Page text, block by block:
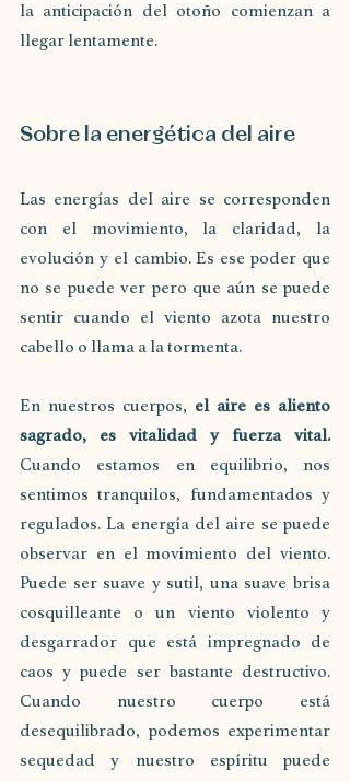
la anticipación del otoño comienzan a
llegar lentamente.
Sobre la energética del aire
Las energías del aire se corresponden
con el movimiento, la claridad, la
evolución y el cambio. Es ese poder que
no se puede ver pero que aún se puede
sentir cuando el viento azota nuestro
cabello o llama a la tormenta.
En nuestros cuerpos, el aire es aliento
sagrado, es vitalidad y fuerza vital.
Cuando estamos en equilibrio, nos
sentimos tranquilos, fundamentados y
regulados. La energía del aire se puede
observar en el movimiento del viento.
Puede ser suave y sutil, una suave brisa
cosquilleante o un viento violento y
desgarrador que está impregnado de
caos y puede ser bastante destructivo.
Cuando nuestro cuerpo está
desequilibrado, podemos experimentar
sequedad y nuestro espíritu puede